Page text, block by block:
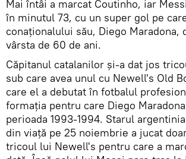
Mai întâi a marcat Coutinho, iar
în minutul 73, cu un super gol pe
conaționalului său, Diego Maradona,
vârsta de 60 de ani.
Căpitanul catalanilor și-a dat jos
sub care avea unul cu Newell's Old
care el a debutat în fotbalul
formația pentru care Diego
perioada 1993-1994. Starul
din viață pe 25 noiembrie a jucat
tricoul lui Newell's pentru care a